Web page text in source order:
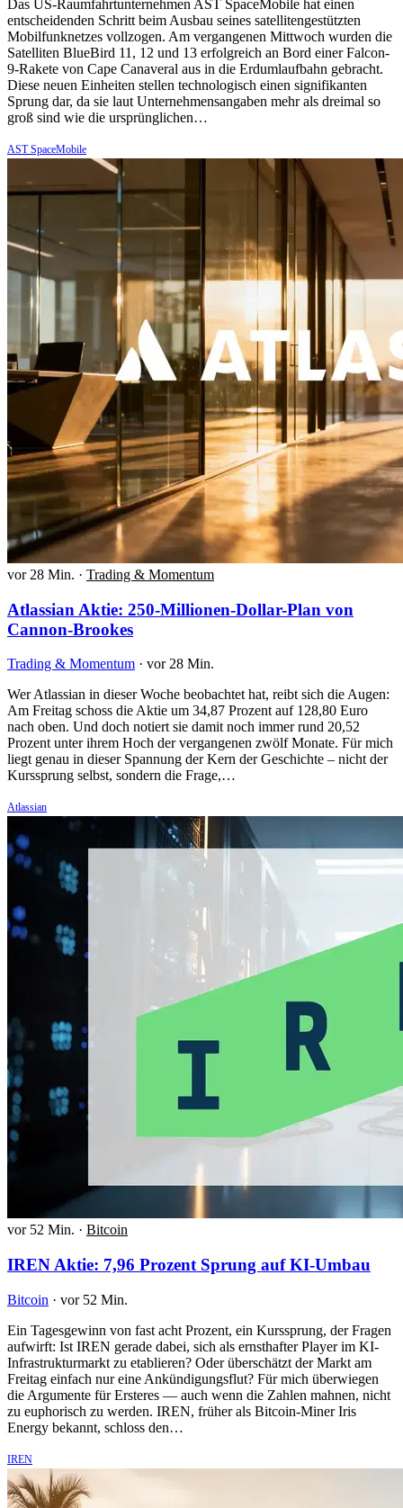
Das US-Raumfahrtunternehmen AST SpaceMobile hat einen
entscheidenden Schritt beim Ausbau seines satellitengestützten
Mobilfunknetzes vollzogen. Am vergangenen Mittwoch wurden die
Satelliten BlueBird 11, 12 und 13 erfolgreich an Bord einer Falcon-
9-Rakete von Cape Canaveral aus in die Erdumlaufbahn gebracht.
Diese neuen Einheiten stellen technologisch einen signifikanten
Sprung dar, da sie laut Unternehmensangaben mehr als dreimal so
groß sind wie die ursprünglichen…
AST SpaceMobile
vor 28 Min. · Trading & Momentum
Atlassian Aktie: 250-Millionen-Dollar-Plan von
Cannon-Brookes
Trading & Momentum · vor 28 Min.
Wer Atlassian in dieser Woche beobachtet hat, reibt sich die Augen:
Am Freitag schoss die Aktie um 34,87 Prozent auf 128,80 Euro
nach oben. Und doch notiert sie damit noch immer rund 20,52
Prozent unter ihrem Hoch der vergangenen zwölf Monate. Für mich
liegt genau in dieser Spannung der Kern der Geschichte – nicht der
Kurssprung selbst, sondern die Frage,…
Atlassian
vor 52 Min. · Bitcoin
IREN Aktie: 7,96 Prozent Sprung auf KI-Umbau
Bitcoin · vor 52 Min.
Ein Tagesgewinn von fast acht Prozent, ein Kurssprung, der Fragen
aufwirft: Ist IREN gerade dabei, sich als ernsthafter Player im KI-
Infrastrukturmarkt zu etablieren? Oder überschätzt der Markt am
Freitag einfach nur eine Ankündigungsflut? Für mich überwiegen
die Argumente für Ersteres — auch wenn die Zahlen mahnen, nicht
zu euphorisch zu werden. IREN, früher als Bitcoin-Miner Iris
Energy bekannt, schloss den…
IREN